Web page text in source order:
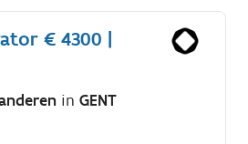
een hechte teamsfeer
samenwerkt aan hetzelfde
afleveren.
€ 4300 |
in GENT